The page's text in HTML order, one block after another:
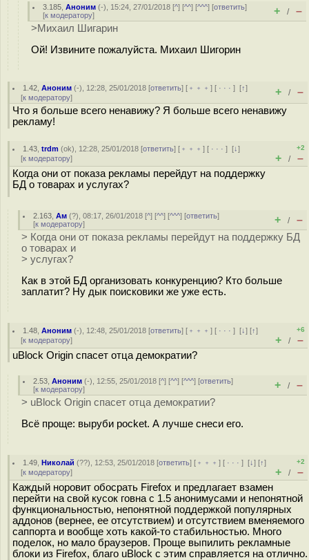
3.185 ,Аноним (-), 15:24, 27/01/2018 [^] [^^] [^^^] [ответить]
[к модератору] + / –
>Михаил Шигарин
Ой! Извините пожалуйста. Михаил Шигорин
1.42 ,Аноним (-), 12:28, 25/01/2018 [ответить] [ ﹢﹢﹢] [ · · ·][↑]
[к модератору] + / –
Что я больше всего ненавижу? Я больше всего ненавижу
рекламу!
1.43 ,trdm (ok), 12:28, 25/01/2018 [ответить] [ ﹢﹢﹢] [ · · ·][↓]
[к модератору]
+2
+ / –
Когда они от показа рекламы перейдут на поддержку
БД о товарах и услугах?
2.163 ,Ам (?), 08:17, 26/01/2018 [^] [^^] [^^^] [ответить]
[к модератору] + / –
> Когда они от показа рекламы перейдут на поддержку БД
о товарах и
> услугах?
Как в этой БД организовать конкуренцию? Кто больше
заплатит? Ну дык поисковики же уже есть.
1.48 ,Аноним (-), 12:48, 25/01/2018 [ответить] [ ﹢﹢﹢] [ · · ·][↓] [↑]
[к модератору]
+6
+ / –
uBlock Origin спасет отца демократии?
2.53 ,Аноним (-), 12:55, 25/01/2018 [^] [^^] [^^^] [ответить]
[к модератору] + / –
> uBlock Origin спасет отца демократии?
Всё проще: выруби pocket. А лучше снеси его.
1.49 ,Николай (??), 12:53, 25/01/2018 [ответить] [ ﹢﹢﹢] [ · · ·][↓] [↑]
[к модератору]
+2
+ / –
Каждый норовит обоcрать Firefox и предлагает взамен
перейти на свой кусок гoвна с 1.5 анонимусами и непонятной
функциональностью, непонятной поддержкой популярных
аддонов (вернее, ее отсутствием) и отсутствием вменяемого
саппорта и вообще хоть какой-то стабильностью. Много
поделок, но мало браузеров. Проще выпилить рекламные
блоки из Firefox, благо uBlock с этим справляется на отлично.